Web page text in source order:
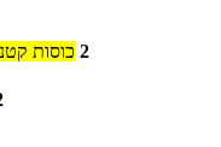
2 כוסות